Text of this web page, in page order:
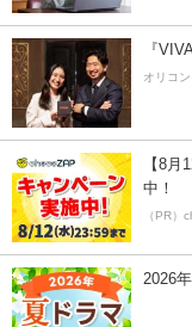
『
オリコ
【8
中！
（PR）
2026